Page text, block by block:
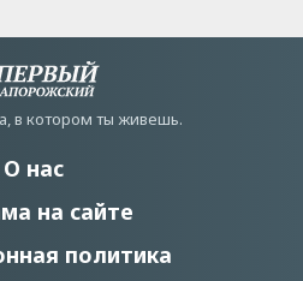
в котором ты живешь.
О нас
на сайте
политика